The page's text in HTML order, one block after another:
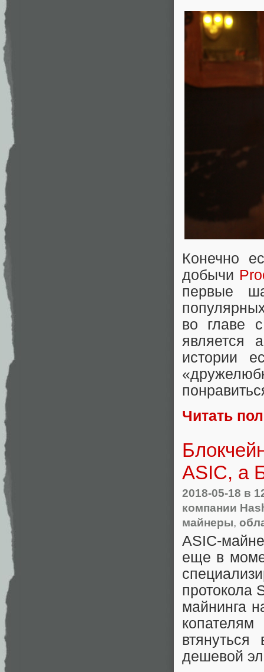
Конечно
добычи
первые
во главе
является
истории
Читать
ASIC, а
2018-05-18 в
компании
майнеры,
ASIC-
еще в
протокола
майнинга
дешевой